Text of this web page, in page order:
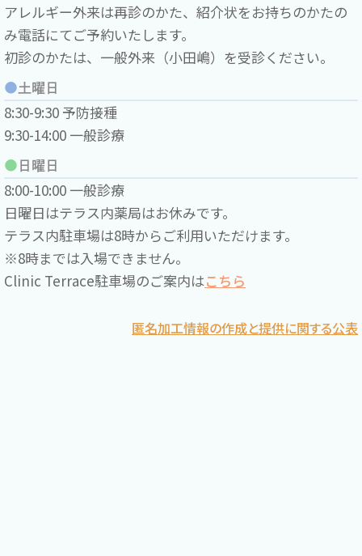
アレルギー外来は再診のかた、紹介状をお持ちのかたの
み電話にてご予約いたします。
初診のかたは、一般外来（小田嶋）を受診ください。
●土曜日
8:30-9:30 予防接種
9:30-14:00 一般診療
● 日曜日
8:00-10:00 一般診療
日曜日はテラス内薬局はお休みです。
テラス内駐車場は8時からご利用いただけます。
※8時までは入場できません。
Clinic Terrace駐車場のご案内はこちら
匿名加工情報の作成と提供に関する公表